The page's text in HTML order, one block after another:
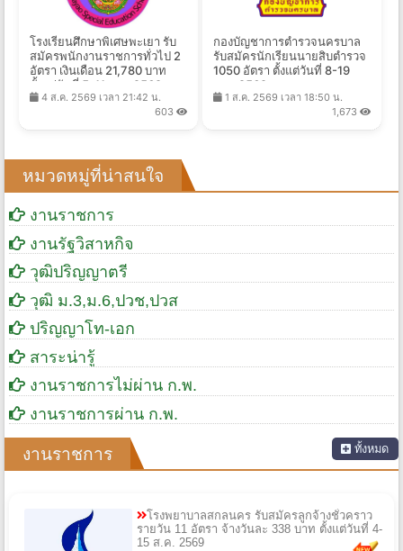
โรงเรียนศึกษาพิเศษพะเยา รับ
สมัครพนักงานราชการทั่วไป 2
อัตรา เงินเดือน 21,780 บาท
ตั้งแต่วันที่ 5-11 ส.ค. 2569
4 ส.ค. 2569 เวลา 21:42 น.
603
กองบัญชาการตำรวจนครบาล
รับสมัครนักเรียนนายสิบตำรวจ
1050 อัตรา ตั้งแต่วันที่ 8-19
ส.ค. 2569
1 ส.ค. 2569 เวลา 18:50 น.
1,673
หมวดหมู่ที่น่าสนใจ
งานราชการ
งานรัฐวิสาหกิจ
วุฒิปริญญาตรี
วุฒิ ม.3,ม.6,ปวช,ปวส
ปริญญาโท-เอก
สาระน่ารู้
งานราชการไม่ผ่าน ก.พ.
งานราชการผ่าน ก.พ.
งานราชการ ทั้งหมด
โรงพยาบาลสกลนคร รับสมัครลูกจ้างชั่วคราว
รายวัน 11 อัตรา จ้างวันละ 338 บาท ตั้งแต่วันที่ 4-
15 ส.ค. 2569